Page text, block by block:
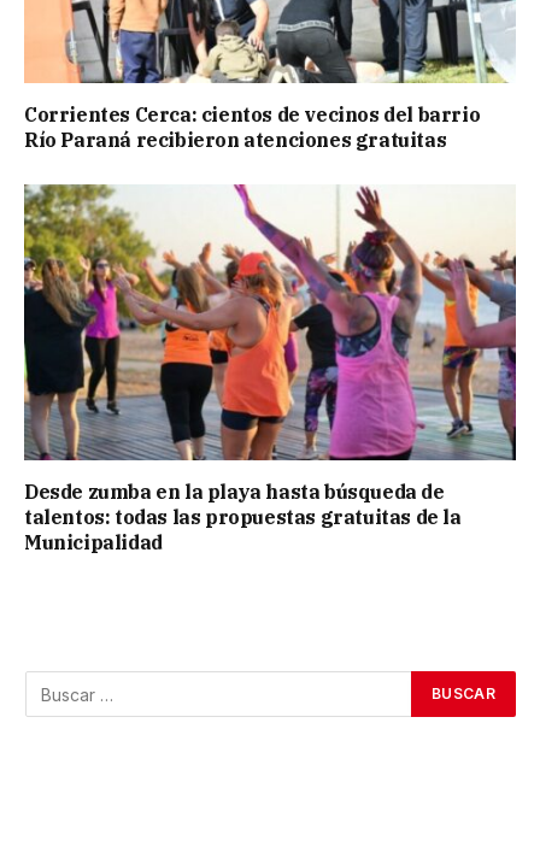
Corrientes Cerca: cientos de vecinos del barrio
Río Paraná recibieron atenciones gratuitas
Desde zumba en la playa hasta búsqueda de
talentos: todas las propuestas gratuitas de la
Municipalidad